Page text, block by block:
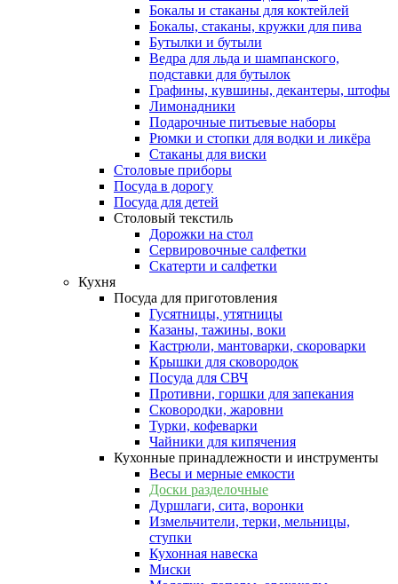
Бокалы и стаканы для коктейлей
Бокалы, стаканы, кружки для пива
Бутылки и бутыли
Ведра для льда и шампанского,
подставки для бутылок
Графины, кувшины, декантеры, штофы
Лимонадники
Подарочные питьевые наборы
Рюмки и стопки для водки и ликёра
Стаканы для виски
Столовые приборы
Посуда в дорогу
Посуда для детей
Столовый текстиль
Дорожки на стол
Сервировочные салфетки
Скатерти и салфетки
Кухня
Посуда для приготовления
Гусятницы, утятницы
Казаны, тажины, воки
Кастрюли, мантоварки, скороварки
Крышки для сковородок
Посуда для СВЧ
Противни, горшки для запекания
Сковородки, жаровни
Турки, кофеварки
Чайники для кипячения
Кухонные принадлежности и инструменты
Весы и мерные емкости
Доски разделочные
Дуршлаги, сита, воронки
Измельчители, терки, мельницы,
ступки
Кухонная навеска
Миски